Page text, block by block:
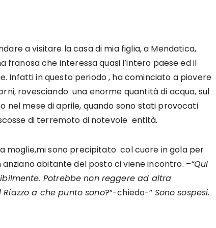
a visitare la casa di mia figlia, a Mendatica,
che interessa quasi l’intero paese ed il
Infatti in questo periodo , ha cominciato a piovere
rovesciando una enorme quantità di acqua, sul
mese di aprile, quando sono stati provocati
di terremoto di notevole entità.
moglie,mi sono precipitato col cuore in gola per
abitante del posto ci viene incontro. –“Qui
Potrebbe non reggere ad altra
a che punto sono?”-chiedo-” Sono sospesi.